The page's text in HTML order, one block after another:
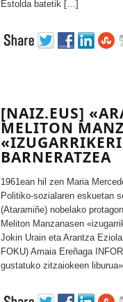
Estolda batetik […]
[NAIZ.EUS]
MELITON
BARNERATZEA
1961ean hil zen Maria
Politiko-sozialaren eskuetan
(Ataramiñe) nobelako
Meliton Manzanasen
Jokin Urain eta Arantza
FOKU) Amaia Ereñaga
gustatuko zitzaiokeen